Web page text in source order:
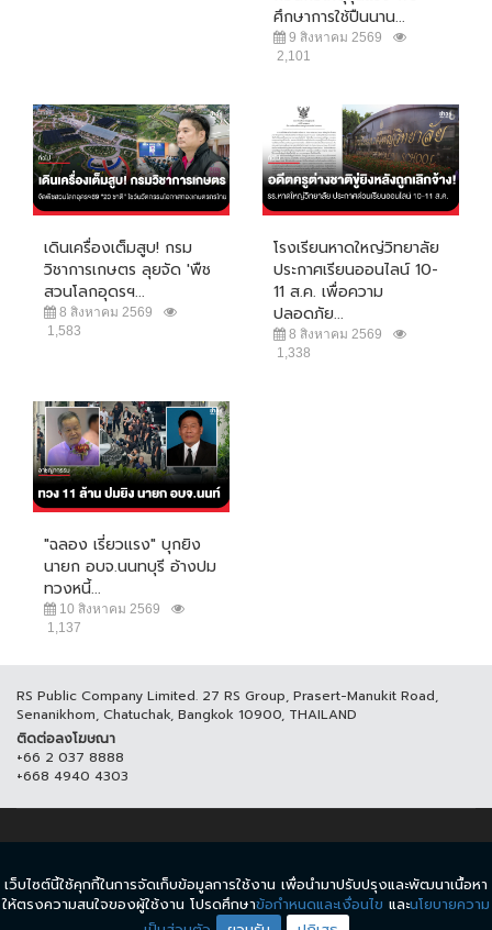
ศึกษาการใช้ปืนนาน...
9 สิงหาคม 2569
2,101
เดินเครื่องเต็มสูบ! กรม
วิชาการเกษตร ลุยจัด 'พืช
สวนโลกอุดรฯ...
8 สิงหาคม 2569
1,583
โรงเรียนหาดใหญ่วิทยาลัย
ประกาศเรียนออนไลน์ 10-
11 ส.ค. เพื่อความ
ปลอดภัย...
8 สิงหาคม 2569
1,338
"ฉลอง เรี่ยวแรง" บุกยิง
นายก อบจ.นนทบุรี อ้างปม
ทวงหนี้...
10 สิงหาคม 2569
1,137
RS Public Company Limited. 27 RS Group, Prasert-Manukit Road,
Senanikhom, Chatuchak, Bangkok 10900, THAILAND
ติดต่อลงโฆษณา
+66 2 037 8888
+668 4940 4303
© COPYRIGHT 2017 THAICH8.COM, ALL RIGHT RESERVED.
ข้อกำหนดและเงื่อนไข นโยบายความเป็นส่วนตัว
เว็บไซต์นี้ใช้คุกกี้ในการจัดเก็บข้อมูลการใช้งาน เพื่อนำมาปรับปรุงและพัฒนาเนื้อหา
ให้ตรงความสนใจของผู้ใช้งาน โปรดศึกษาข้อกำหนดและเงื่อนไข และนโยบายความ